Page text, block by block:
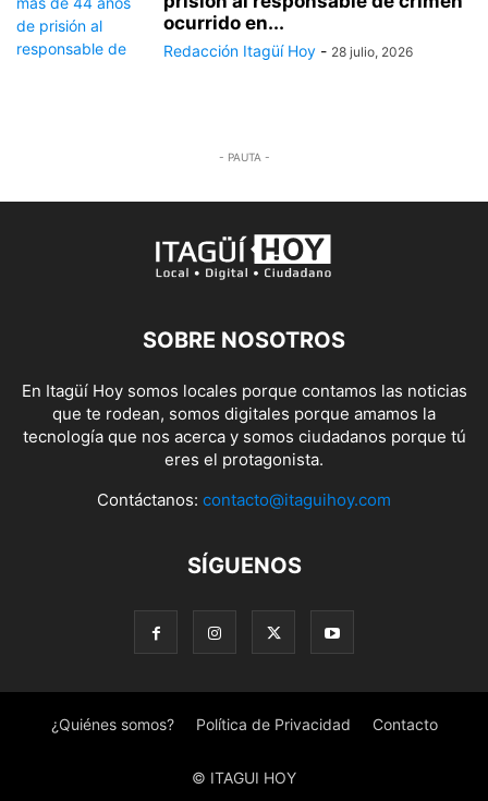
ocurrido en...
Redacción Itagüí Hoy - 28 julio, 2026
- PAUTA -
SOBRE NOSOTROS
En Itagüí Hoy somos locales porque contamos las noticias
que te rodean, somos digitales porque amamos la
tecnología que nos acerca y somos ciudadanos porque tú
eres el protagonista.
Contáctanos: contacto@itaguihoy.com
SÍGUENOS
¿Quiénes somos? Política de Privacidad Contacto
© ITAGUI HOY